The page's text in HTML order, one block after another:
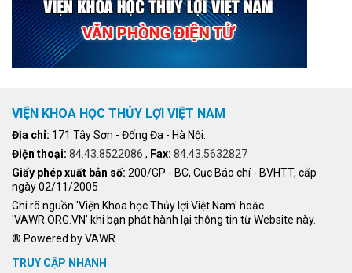
VIỆN KHOA HỌC THỦY LỢI VIỆT NAM
Địa chỉ: 171 Tây Sơn - Đống Đa - Hà Nội.
Điện thoại: 84.43.8522086 , Fax: 84.43.5632827
Giấy phép xuất bản số: 200/GP - BC, Cục Báo chí - BVHTT, cấp
ngày 02/11/2005
Ghi rõ nguồn 'Viện Khoa học Thủy lợi Việt Nam' hoặc
'VAWR.ORG.VN' khi bạn phát hành lại thông tin từ Website này.
® Powered by VAWR
TRUY CẬP NHANH